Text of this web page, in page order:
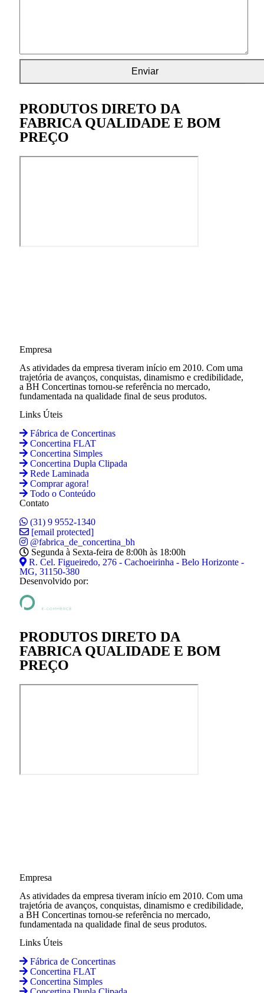
PRODUTOS DIRETO DA
FABRICA QUALIDADE E BOM
PREÇO
Empresa
As atividades da empresa tiveram início em 2010. Com uma
trajetória de avanços, conquistas, dinamismo e credibilidade,
a BH Concertinas tornou-se referência no mercado,
fundamentada na qualidade final de seus produtos.
Links Úteis
Fábrica de Concertinas
Concertina FLAT
Concertina Simples
Concertina Dupla Clipada
Rede Laminada
Comprar agora!
Todo o Conteúdo
Contato
(31) 9 9552-1340
[email protected]
@fabrica_de_concertina_bh
Segunda à Sexta-feira de 8:00h às 18:00h
R. Cel. Figueiredo, 276 - Cachoeirinha - Belo Horizonte -
MG, 31150-380
Desenvolvido por:
PRODUTOS DIRETO DA
FABRICA QUALIDADE E BOM
PREÇO
Empresa
As atividades da empresa tiveram início em 2010. Com uma
trajetória de avanços, conquistas, dinamismo e credibilidade,
a BH Concertinas tornou-se referência no mercado,
fundamentada na qualidade final de seus produtos.
Links Úteis
Fábrica de Concertinas
Concertina FLAT
Concertina Simples